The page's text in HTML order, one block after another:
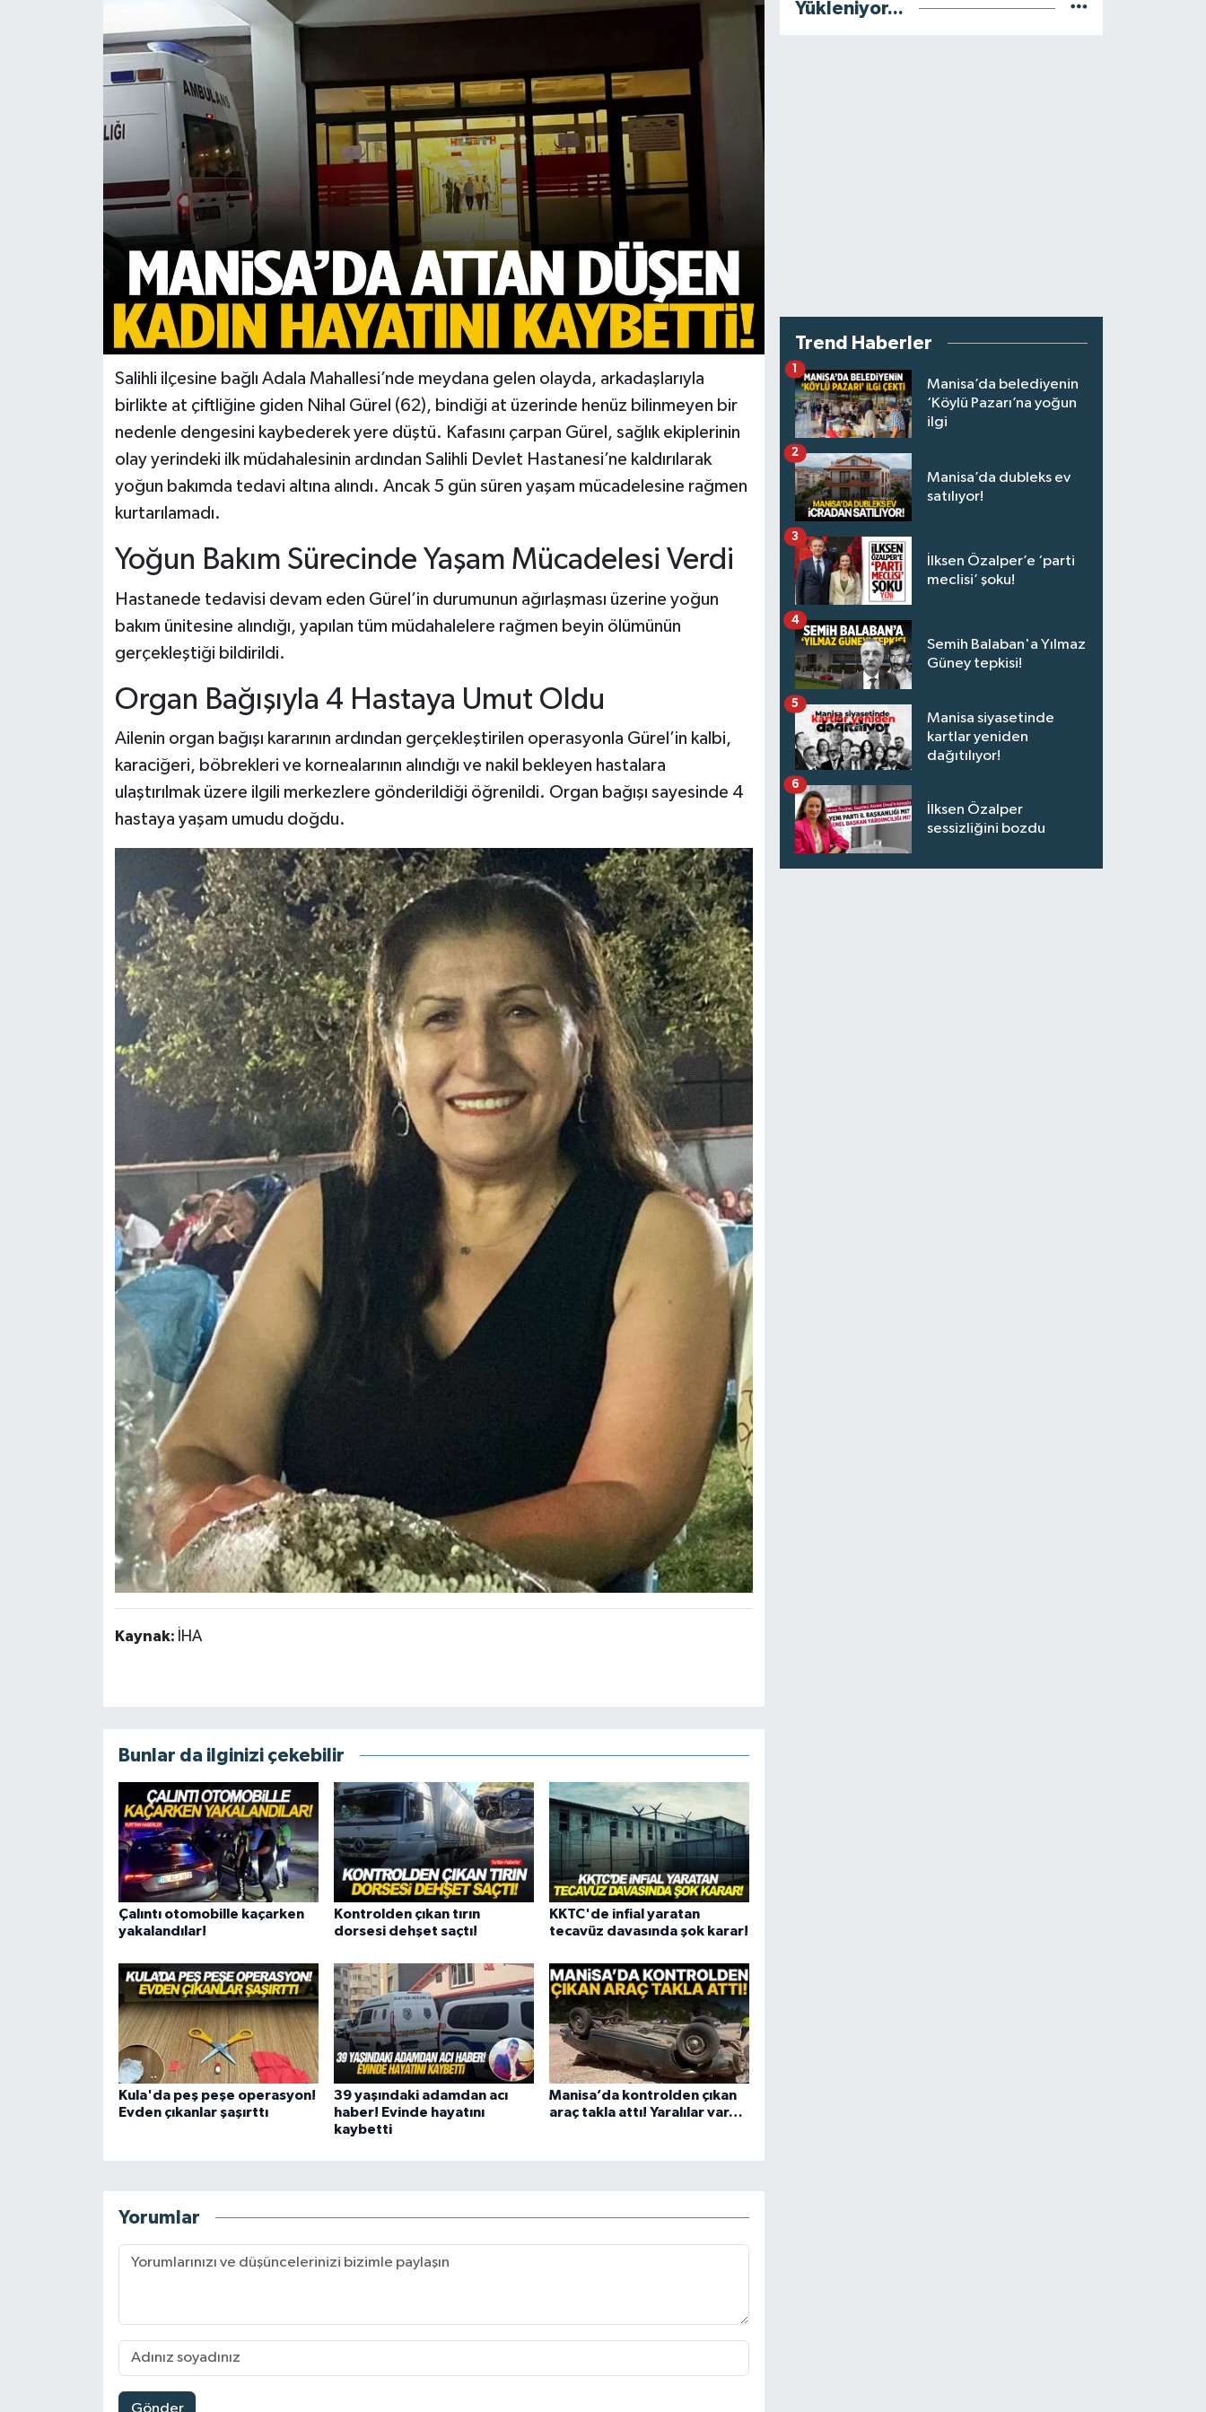
Salihli ilçesine bağlı Adala Mahallesi’nde meydana gelen olayda, arkadaşlarıyla
birlikte at çiftliğine giden Nihal Gürel (62), bindiği at üzerinde henüz bilinmeyen bir
nedenle dengesini kaybederek yere düştü. Kafasını çarpan Gürel, sağlık ekiplerinin
olay yerindeki ilk müdahalesinin ardından Salihli Devlet Hastanesi’ne kaldırılarak
yoğun bakımda tedavi altına alındı. Ancak 5 gün süren yaşam mücadelesine rağmen
kurtarılamadı.
Yoğun Bakım Sürecinde Yaşam Mücadelesi Verdi
Hastanede tedavisi devam eden Gürel’in durumunun ağırlaşması üzerine yoğun
bakım ünitesine alındığı, yapılan tüm müdahalelere rağmen beyin ölümünün
gerçekleştiği bildirildi.
Organ Bağışıyla 4 Hastaya Umut Oldu
Ailenin organ bağışı kararının ardından gerçekleştirilen operasyonla Gürel’in kalbi,
karaciğeri, böbrekleri ve kornealarının alındığı ve nakil bekleyen hastalara
ulaştırılmak üzere ilgili merkezlere gönderildiği öğrenildi. Organ bağışı sayesinde 4
hastaya yaşam umudu doğdu.
Kaynak: İHA
Bunlar da ilginizi çekebilir
Çalıntı otomobille kaçarken
yakalandılar!
Kontrolden çıkan tırın
dorsesi dehşet saçtı!
KKTC'de infial yaratan
tecavüz davasında şok karar!
Kula'da peş peşe operasyon!
Evden çıkanlar şaşırttı
39 yaşındaki adamdan acı
haber! Evinde hayatını
kaybetti
Manisa’da kontrolden çıkan
araç takla attı! Yaralılar var…
Yorumlar
Yükleniyor...
Trend Haberler
Manisa’da belediyenin
‘Köylü Pazarı’na yoğun
ilgi
1
Manisa’da dubleks ev
satılıyor!
2
İlksen Özalper’e ‘parti
meclisi’ şoku!
3
Semih Balaban'a Yılmaz
Güney tepkisi!
4
Manisa siyasetinde
kartlar yeniden
dağıtılıyor!
5
İlksen Özalper
sessizliğini bozdu
6